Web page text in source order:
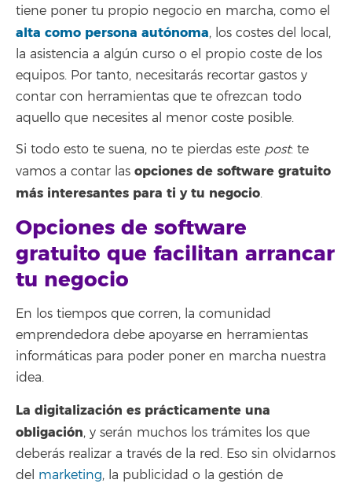
tiene poner tu propio negocio en marcha, como el
alta como persona autónoma, los costes del local,
la asistencia a algún curso o el propio coste de los
equipos. Por tanto, necesitarás recortar gastos y
contar con herramientas que te ofrezcan todo
aquello que necesites al menor coste posible.
Si todo esto te suena, no te pierdas este post: te
vamos a contar las opciones de software gratuito
más interesantes para ti y tu negocio.
Opciones de software
gratuito que facilitan arrancar
tu negocio
En los tiempos que corren, la comunidad
emprendedora debe apoyarse en herramientas
informáticas para poder poner en marcha nuestra
idea.
La digitalización es prácticamente una
obligación, y serán muchos los trámites los que
deberás realizar a través de la red. Eso sin olvidarnos
del marketing, la publicidad o la gestión de